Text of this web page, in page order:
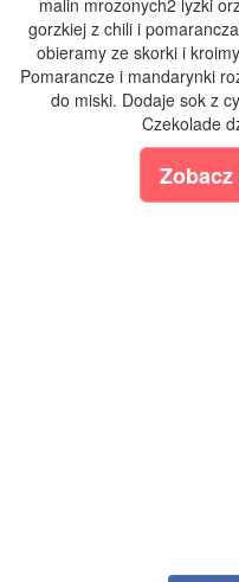
malin mrozonych2 lyzki
gorzkiej z chili i
obieramy ze skorki i
Pomarancze i mandarynki
do miski. Dodaje sok z
Czekolade